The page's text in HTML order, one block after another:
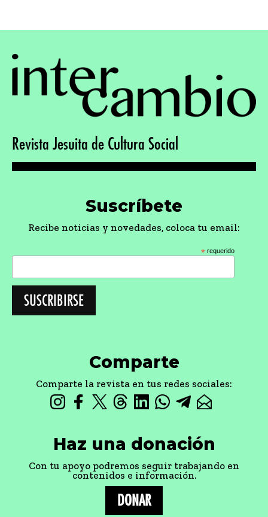
Revista Jesuita de Cultura Social
Suscríbete
Recibe noticias y novedades, coloca tu email:
* requerido
Comparte
Comparte la revista en tus redes sociales:
Haz una donación
Con tu apoyo podremos seguir trabajando en
contenidos e información.
DONAR